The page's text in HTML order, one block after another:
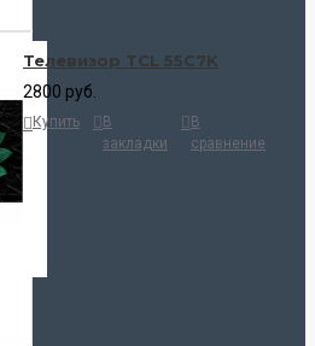
Телевизор TCL 55C7K
2800 руб.
Купить
В
закладки
В
сравнение